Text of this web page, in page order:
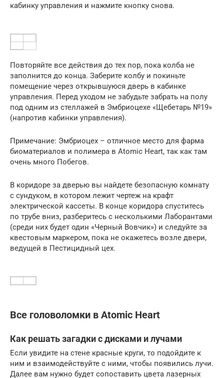
кабинку управления и нажмите кнопку снова.
Повторяйте все действия до тех пор, пока колба не
заполнится до конца. Заберите колбу и покиньте
помещение через открывшуюся дверь в кабинке
управления. Перед уходом не забудьте забрать на полу
под одним из стеллажей в Эмбриоцехе «Щебетарь №19»
(напротив кабинки управления).
Примечание: Эмбриоцех – отличное место для фарма
биоматериалов и полимера в Atomic Heart, так как там
очень много Побегов.
В коридоре за дверью вы найдете безопасную комнату
с сундуком, в котором лежит чертеж на крафт
электрической кассеты. В конце коридора спуститесь
по трубе вниз, разберитесь с несколькими Лаборантами
(среди них будет один «Черный Вовчик») и следуйте за
квестовым маркером, пока не окажетесь возле двери,
ведущей в Пестицидный цех.
Все головоломки в Atomic Heart
Как решать загадки с дисками и лучами
Если увидите на стене красные круги, то подойдите к
ним и взаимодействуйте с ними, чтобы появились лучи.
Далее вам нужно будет сопоставить цвета лазерных